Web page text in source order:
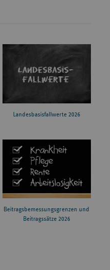
Landesbasisfallwerte 2026
Beitragsbemessungsgrenzen und
Beitragssätze 2026